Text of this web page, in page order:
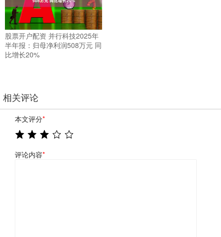
股票开户配资 并行科技2025年
半年报：归母净利润508万元 同
比增长20%
相关评论
本文评分*
评论内容*